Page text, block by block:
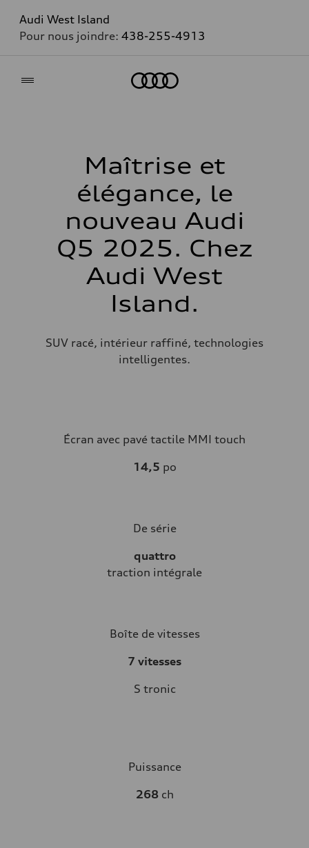
Audi West Island
Pour nous joindre: 438-255-4913
Maîtrise et
élégance, le
nouveau Audi
Q5 2025. Chez
Audi West
Island.
SUV racé, intérieur raffiné, technologies
intelligentes.
Écran avec pavé tactile MMI touch
14,5 po
De série
quattro
traction intégrale
Boîte de vitesses
7 vitesses
S tronic
Puissance
268ch